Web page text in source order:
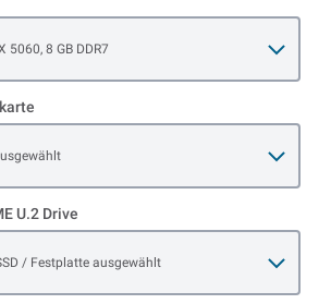
5060, 8 GB DDR7
U.2 Drive
/ Festplatte ausgewählt